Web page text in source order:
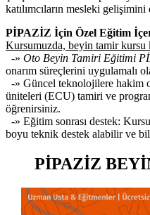
katılımcıların mesleki gelişimini
PİPAZİZ İçin Özel Eğitim
Kursumuzda, beyin tamir kursu
-» Oto Beyin Tamiri Eğitimi
onarım süreçlerini uygulamalı
-» Güncel teknolojilere hakim
üniteleri (ECU) tamiri ve
öğrenirsiniz.
-» Eğitim sonrası destek:
boyu teknik destek alabilir ve
PİPAZİZ